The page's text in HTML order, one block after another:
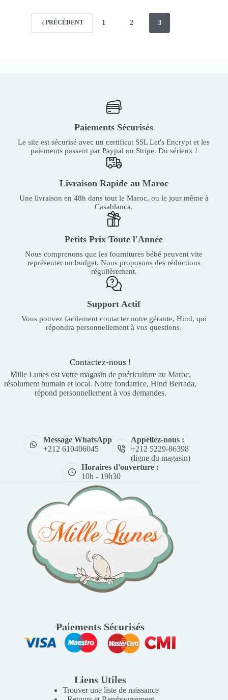
PRÉCÉDENT 1 2 3
Paiements Sécurisés
Le site est sécurisé avec un certificat SSL Let's Encrypt et les
paiements passent par Paypal ou Stripe. Du sérieux !
Livraison Rapide au Maroc
Une livraison en 48h dans tout le Maroc, ou le jour même à
Casablanca.
Petits Prix Toute l'Année
Nous comprenons que les fournitures bébé peuvent vite
représenter un budget. Nous proposons des réductions
régulièrement.
Support Actif
Vous pouvez facilement contacter notre gérante, Hind, qui
répondra personnellement à vos questions.
Contactez-nous !
Mille Lunes est votre magasin de puériculture au Maroc,
résolument humain et local. Notre fondatrice, Hind Berrada,
répond personnellement à vos demandes.
Message WhatsApp
+212 610406045
Appellez-nous :
+212 5229-86398
(ligne du magasin)
Horaires d'ouverture :
10h - 19h30
Paiements Sécurisés
Liens Utiles
Trouver une liste de naissance